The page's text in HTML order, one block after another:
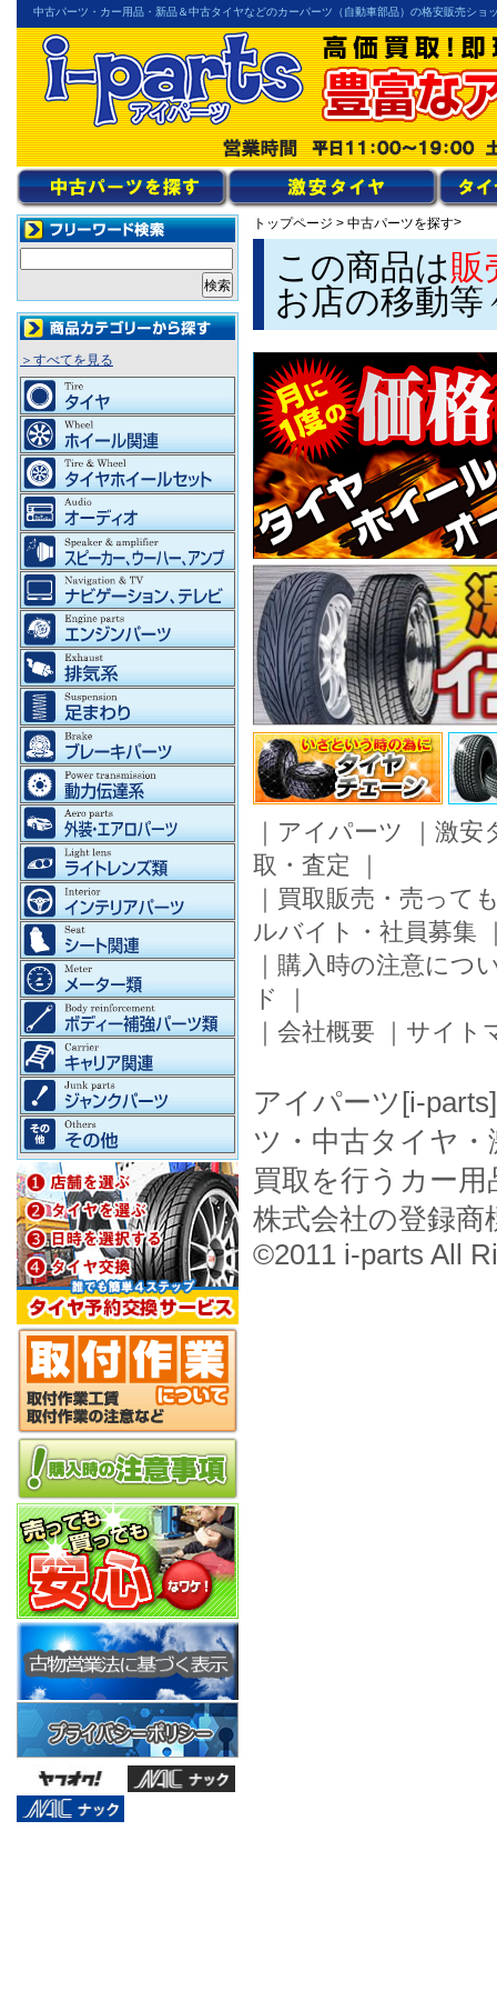
中古パーツ・カー用品・新品＆中古タイヤなどのカーパーツ（自動車部品）の格安販売ショ
トップページ > 中古パーツを探す>
この商品は販
お店の移動
｜ アイパーツ ｜ 激安
取・査定 ｜
｜ 買取販売・売って
ルバイト・社員募集
｜ 購入時の注意につ
ド
｜
｜ 会社概要 ｜ サイト
アイパーツ[i-
ツ・中古タイヤ
買取を行うカー
株式会社の登録商
©2011 i-parts All
＞すべてを見る